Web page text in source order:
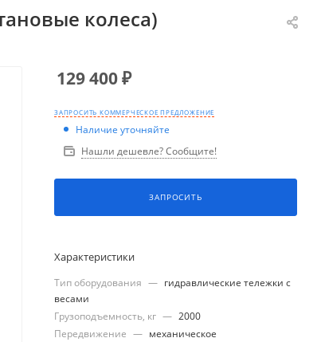
колеса)
129 400₽
ЗАПРОСИТЬ КОММЕРЧЕСКОЕ ПРЕДЛОЖЕНИЕ
Наличие уточняйте
Нашли дешевле? Сообщите!
ЗАПРОСИТЬ
Характеристики
Тип оборудования — гидравлические тележки с
весами
Грузоподъемность, кг — 2000
Передвижение — механическое